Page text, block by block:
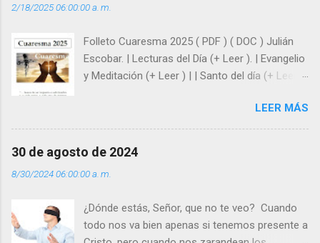
siempre está pendiente de nosotros. Amar es
y protegidos por nosotros. “ Señor, soy un
árbol sin frutos, pero tú me das la savia para
que al menos mis ramas y hojas den sombra
super hombre? - ¿Superas tu fragilidad con la
gracia de Dios? Julián Escobar. | Lecturas del
Día (+ Leer ). | Evangelio y Meditación (+ Leer ) |
2/18/2025 06:00:00 a. m.
Folleto Cuaresma 2025 ( PDF ) ( DOC ) Julián
Escobar. | Lecturas del Día (+ Leer ). | Evangelio
y Meditación (+ Leer ) | | Santo del día (+ Leer )
LEER MÁS
30 de agosto de 2024
8/30/2024 06:00:00 a. m.
¿Dónde estás, Señor, que no te veo? Cuando
todo nos va bien apenas si tenemos presente a